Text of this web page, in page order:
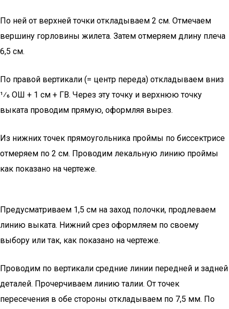
По ней от верхней точки откладываем 2 см. Отмечаем
вершину горловины жилета. Затем отмеряем длину плеча
6,5 см.
По правой вертикали (= центр переда) откладываем вниз
1⁄6 ОШ + 1 см + ГВ. Через эту точку и верхнюю точку
выката проводим прямую, оформляя вырез.
Из нижних точек прямоугольника проймы по биссектрисе
отмеряем по 2 см. Проводим лекальную линию проймы
как показано на чертеже.
Предусматриваем 1,5 см на заход полочки, продлеваем
линию выката. Нижний срез оформляем по своему
выбору или так, как показано на чертеже.
Проводим по вертикали средние линии передней и задней
деталей. Прочерчиваем линию талии. От точек
пересечения в обе стороны откладываем по 7,5 мм. По